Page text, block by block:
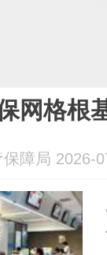
网格根
障局 2026-